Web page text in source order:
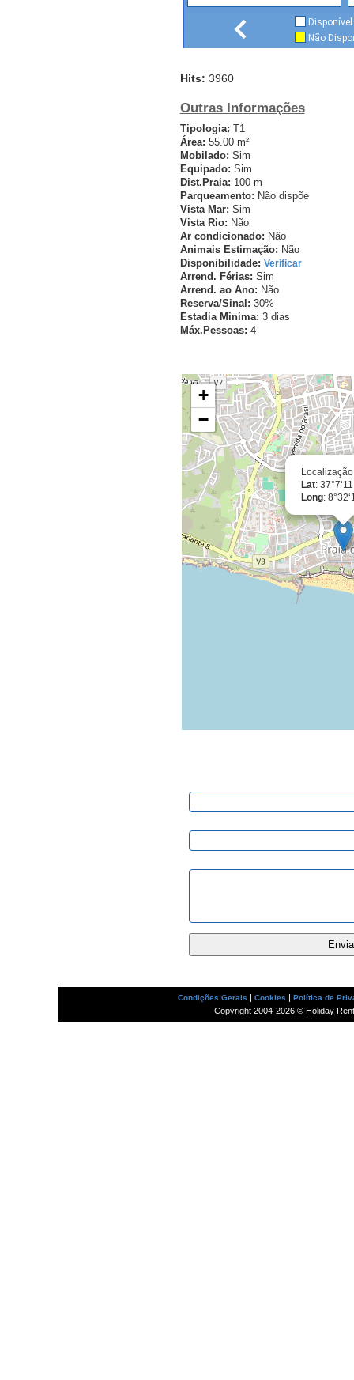
Disponível
Não
Hits: 3960
Outras Informações
Tipologia: T1
Área: 55.00 m²
Mobilado: Sim
Equipado: Sim
Dist.Praia: 100 m
Parqueamento: Não dispõe
Vista Mar: Sim
Vista Rio: Não
Ar condicionado: Não
Animais Estimação: Não
Disponibilidade: Verificar
Arrend. Férias: Sim
Arrend. ao Ano: Não
Reserva/Sinal: 30%
Estadia Minima: 3 dias
Máx.Pessoas: 4
Lat:
Long:
+
−
Condições Gerais | Cookies | Política de
Copyright 2004-2026 © Holiday